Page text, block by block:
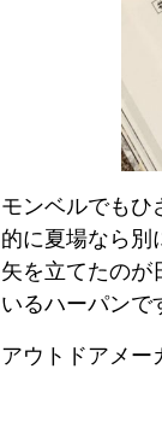
モンベルでもひ
的に夏場なら別
矢を立てたのが
いるハーパンで
アウトドアメー